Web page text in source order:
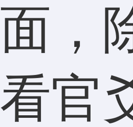
面，
看官